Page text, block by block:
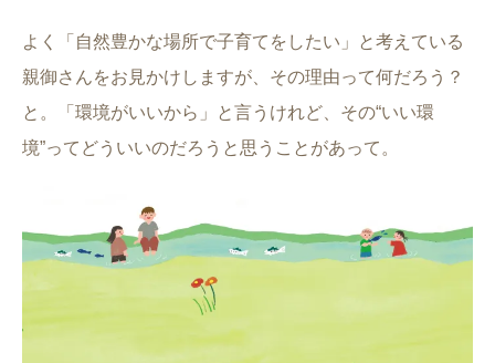
よく「自然豊かな場所で子育てをしたい」と考えている
親御さんをお見かけしますが、その理由って何だろう？
と。「環境がいいから」と言うけれど、その“いい環
境”ってどういいのだろうと思うことがあって。